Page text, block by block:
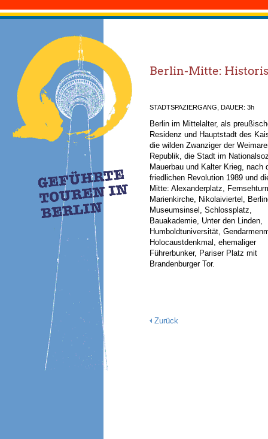
Berlin-Mitte:
STADTSPAZIERGANG, DAUER: 3h
Berlin im Mittelalter, als
Residenz und Hauptstadt des
die wilden Zwanziger der
Republik, die Stadt im
Mauerbau und Kalter Krieg, nach
friedlichen Revolution 1989 und
Mitte: Alexanderplatz,
Marienkirche, Nikolaiviertel,
Museumsinsel, Schlossplatz,
Bauakademie, Unter den Linden,
Humboldtuniversität,
Holocaustdenkmal, ehemaliger
Führerbunker, Pariser Platz mit
Brandenburger Tor.
Zurück